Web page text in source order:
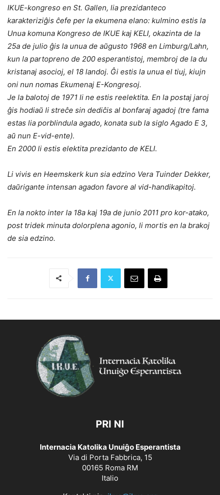
IKUE-kongreso en St. Gallen, lia prezidanteco
karakteriziĝis ĉefe per la ekumena elano: kulmino estis la
Unua komuna Kongreso de IKUE kaj KELI, okazinta de la
25a de julio ĝis la unua de aŭgusto 1968 en Limburg/Lahn,
kun la partopreno de 200 esperantistoj, membroj de la du
kristanaj asocioj, el 18 landoj. Ĝi estis la unua el tiuj, kiujn
oni nun nomas Ekumenaj E-Kongresoj.
Je la balotoj de 1971 li ne estis reelektita. En la postaj jaroj
ĝis hodiaŭ li streĉe sin dediĉis al bonfaraj agadoj (tre fama
estas lia porblindula agado, konata sub la siglo Agado E 3,
aŭ nun E-vid-ente).
En 2000 li estis elektita prezidanto de KELI.
Li vivis en Heemskerk kun sia edzino Vera Tuinder Dekker,
daŭrigante intensan agadon favore al vid-handikapitoj.
En la nokto inter la 18a kaj 19a de junio 2011 pro kor-atako,
post tridek minuta dolorplena agonio, li mortis en la brakoj
de sia edzino.
PRI NI
Internacia Katolika Unuiĝo Esperantista
Via di Porta Fabbrica, 15
00165 Roma RM
Italio